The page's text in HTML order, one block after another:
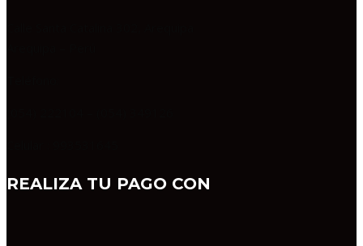
REALIZA TU PAGO CON